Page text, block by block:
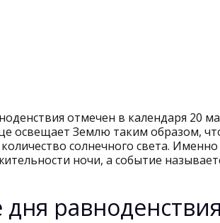
отмечен в календаря 20
освещает Землю таким образом,
солнечного света.
ночи, а событие
равноденствия